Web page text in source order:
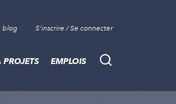
blog S'inscrire / Se connecter
Recherche
PROJETS EMPLOIS